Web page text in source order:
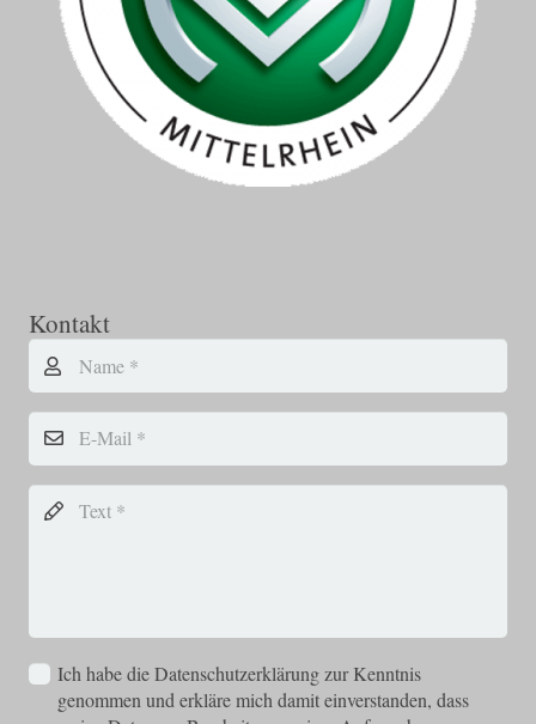
Kontakt
Ich habe die Datenschutzerklärung zur Kenntnis
genommen und erkläre mich damit einverstanden, dass